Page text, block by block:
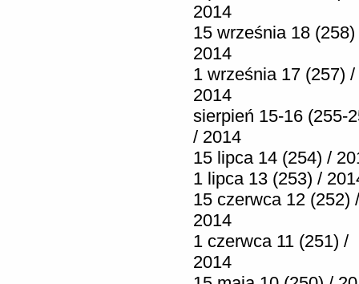
2014
15 września 18 (258)
2014
1 września 17 (257) /
2014
sierpień 15-16 (255-
/ 2014
15 lipca 14 (254) /
1 lipca 13 (253) /
15 czerwca 12 (252) /
2014
1 czerwca 11 (251) /
2014